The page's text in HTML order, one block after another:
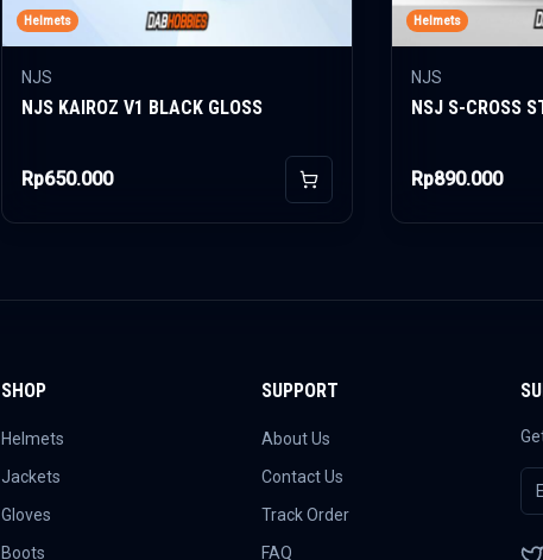
Helmets
NJS
NJS KAIROZ V1 BLACK GLOSS
Rp650.000 Add to Cart
Helmets
NJS
NSJ S-CROSS
Rp890.000
SHOP
Helmets
Jackets
Gloves
Boots
SUPPORT
About Us
Contact Us
Track Order
FAQ